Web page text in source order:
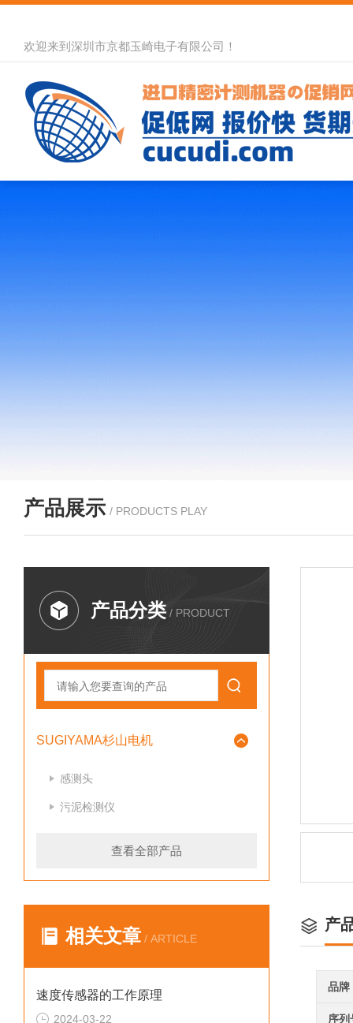
欢迎来到深圳市京都玉崎电子有限公司！
产品展示 / PRODUCTS PLAY
产品分类 / PRODUCT
SUGIYAMA杉山电机
感测头
污泥检测仪
查看全部产品
相关文章 / ARTICLE
速度传感器的工作原理
2024-03-22
产
品牌
序列